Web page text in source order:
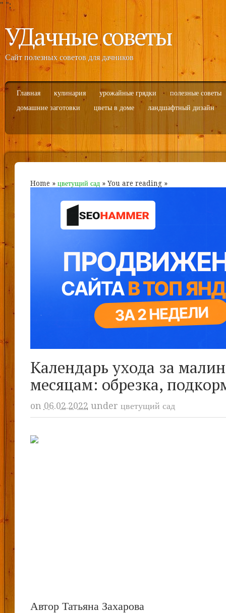
" ";
УДачные советы
Сайт полезных советов для дачников
Главная кулинария урожайные грядки
полезные советы
домашние заготовки
цветы в доме ландшафтный дизайн
Home » цветущий сад» You are reading »
Календарь ухода за
месяцам: обрезка,
on 06.02.2022 under цветущий сад
Автор Татьяна Захарова